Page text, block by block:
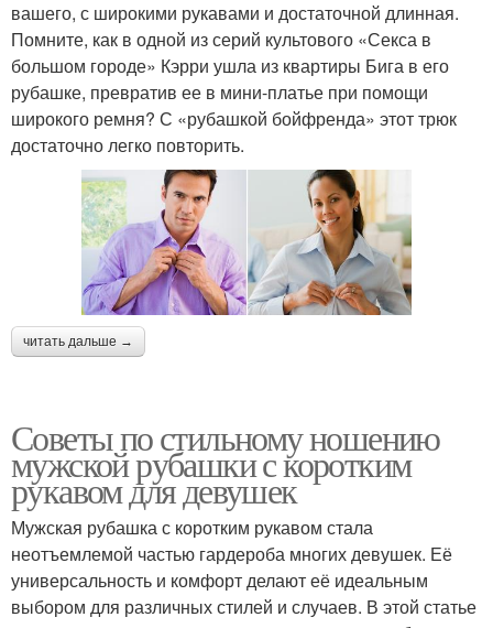
вашего, с широкими рукавами и достаточной длинная.
Помните, как в одной из серий культового «Секса в
большом городе» Кэрри ушла из квартиры Бига в его
рубашке, превратив ее в мини-платье при помощи
широкого ремня? С «рубашкой бойфренда» этот трюк
достаточно легко повторить.
читать дальше →
Советы по стильному ношению
мужской рубашки с коротким
рукавом для девушек
Мужская рубашка с коротким рукавом стала
неотъемлемой частью гардероба многих девушек. Её
универсальность и комфорт делают её идеальным
выбором для различных стилей и случаев. В этой статье